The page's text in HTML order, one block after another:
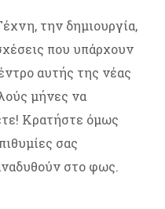
την δημιουργία,
που υπάρχουν
αυτής της νέας
μήνες να
Κρατήστε όμως
σας
στο φως.